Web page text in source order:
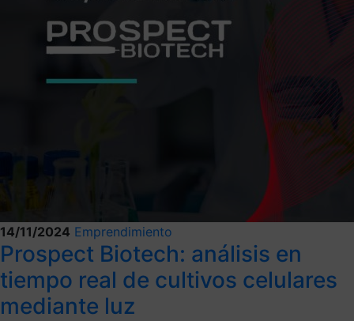
14/11/2024 Emprendimiento
Prospect Biotech: análisis en
tiempo real de cultivos celulares
mediante luz